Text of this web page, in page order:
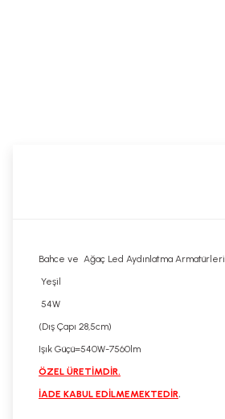
Bahce ve Ağaç Led Aydınlatma Armatürleri
Yeşil
54W
(Dış Çapı 28,5cm)
Işık Güçü=540W-7560lm
ÖZEL ÜRETİMDİR.
İADE KABUL EDİLMEMEKTEDİR.